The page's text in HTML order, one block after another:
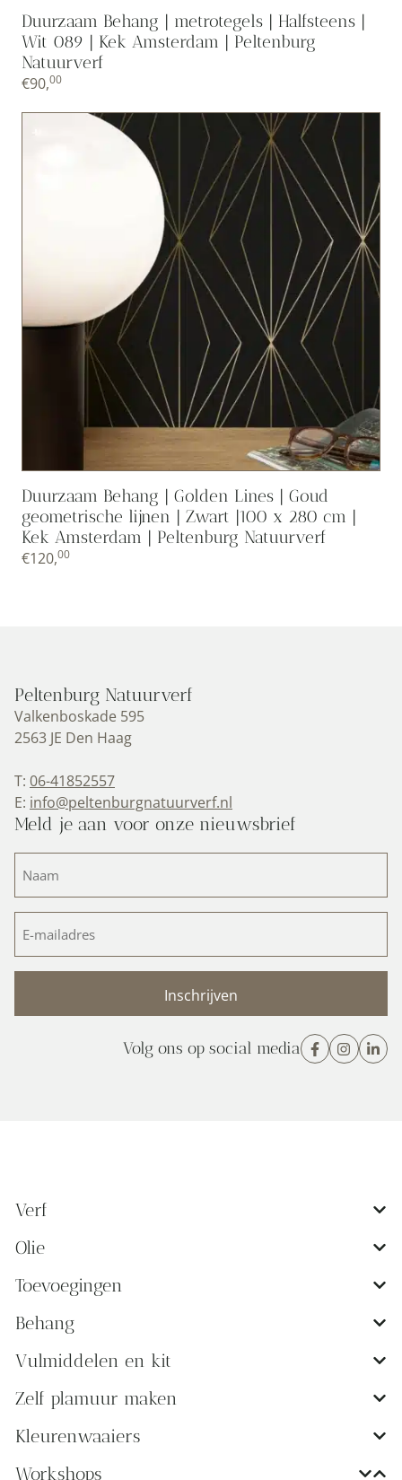
Duurzaam Behang | metrotegels | Halfsteens |
Wit 089 | Kek Amsterdam | Peltenburg
Natuurverf
€90,00
Duurzaam Behang | Golden Lines | Goud
geometrische lijnen | Zwart |100 x 280 cm |
Kek Amsterdam | Peltenburg Natuurverf
€120,00
Peltenburg Natuurverf
Valkenboskade 595
2563 JE Den Haag
T: 06-41852557
E: info@peltenburgnatuurverf.nl
Meld je aan voor onze nieuwsbrief
(Vereist)
mailadres
Volg ons op social media
Verf
Olie
Toevoegingen
Behang
Vulmiddelen en kit
Zelf plamuur maken
Kleurenwaaiers
Workshops